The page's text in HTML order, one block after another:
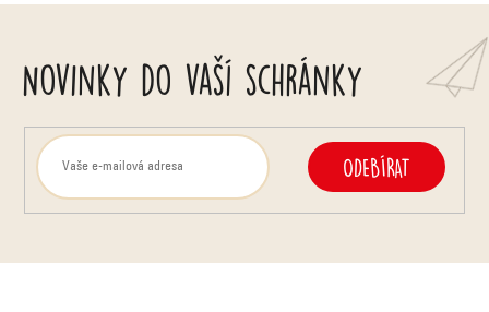
Novinky do vaší schránky
ODEBÍRAT